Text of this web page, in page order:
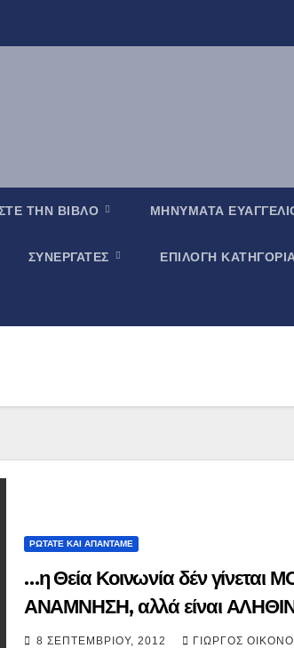
ΤΗΝ ΒΙΒΛΟ ΜΗΝΥΜΑΤΑ
ΣΥΝΕΡΓΑΤΕΣ ΕΠΙΛΟΓΗ
ΡΩΤΑΤΕ ΚΑΙ ΑΠΑΝΤΑΜΕ
…η Θεία Κοινωνία δέν γίνεται
ΑΝΑΜΝΗΣΗ, αλλά είναι
ΣΩΜΑ ΚΑΙ ΑΙΜΑ ΧΡΙΣΤΟΥ.
8 ΣΕΠΤΕΜΒΡΊΟΥ, 2012 ΓΙΏΡΓΟΣ